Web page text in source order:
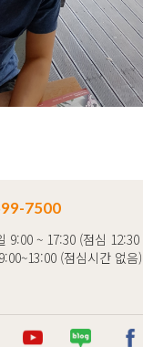
7500
9:00 ~ 17:30 (점심 12:30
(점심시간 없음)